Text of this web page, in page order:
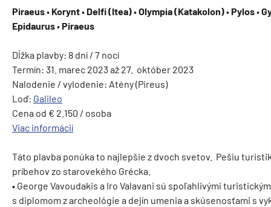
Piraeus• Korynt• Delfi (Itea)•Olympia (Katakolon)•Pylos•
Epidaurus•Piraeus
Dĺžka plavby: 8 dní / 7 nocí
Termín: 31. marec 2023 až 27. október 2023
Nalodenie / vylodenie: Atény (Pireus)
Loď: Galileo
Cena od € 2.150 / osoba
Viac informácií
Táto plavba ponúka to najlepšie z dvoch svetov. Pešiu
príbehov zo starovekého Grécka.
• George Vavoudakis a Iro Valavani sú spoľahlivými
s diplomom z archeológie a dejín umenia a skúsenosťami s